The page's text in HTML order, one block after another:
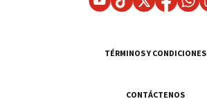
TÉRMINOS Y CONDICIONES
CONTÁCTENOS